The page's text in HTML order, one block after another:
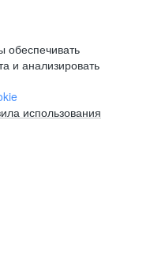
и анализировать
использования